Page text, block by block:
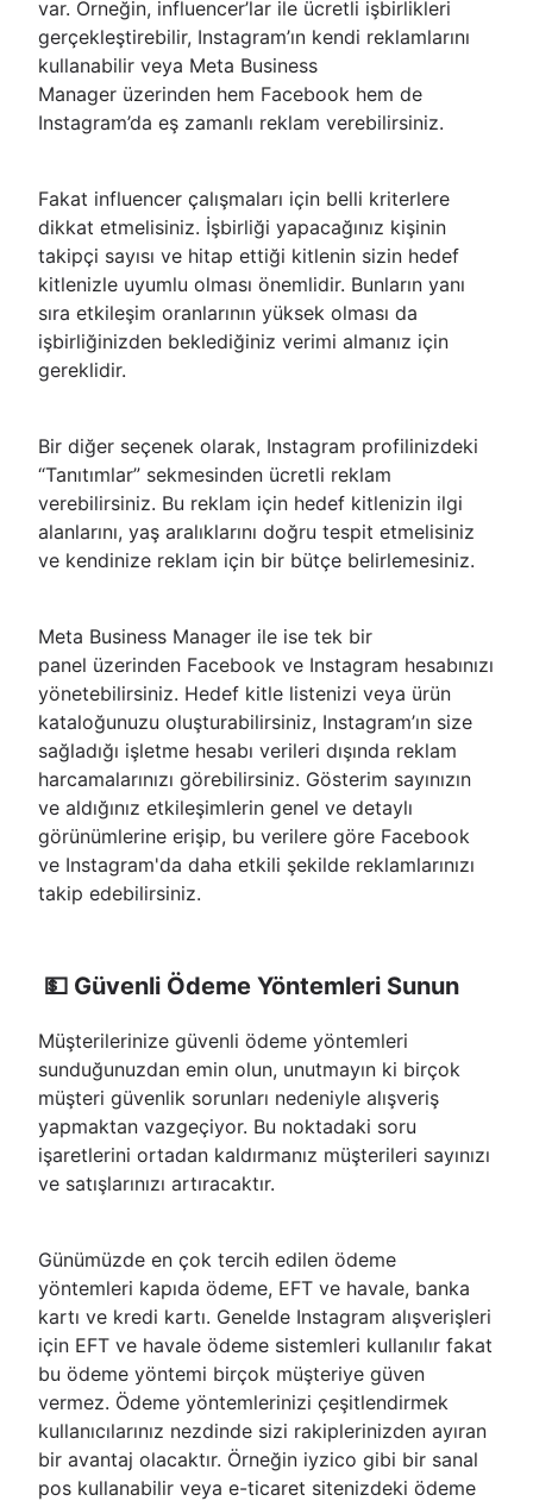
var. Örneğin, influencer’lar ile ücretli işbirlikleri
gerçekleştirebilir, Instagram’ın kendi reklamlarını
kullanabilir veya Meta Business
Manager üzerinden hem Facebook hem de
Instagram’da eş zamanlı reklam verebilirsiniz.
Fakat influencer çalışmaları için belli kriterlere
dikkat etmelisiniz. İşbirliği yapacağınız kişinin
takipçi sayısı ve hitap ettiği kitlenin sizin hedef
kitlenizle uyumlu olması önemlidir. Bunların yanı
sıra etkileşim oranlarının yüksek olması da
işbirliğinizden beklediğiniz verimi almanız için
gereklidir.
Bir diğer seçenek olarak, Instagram profilinizdeki
“Tanıtımlar” sekmesinden ücretli reklam
verebilirsiniz. Bu reklam için hedef kitlenizin ilgi
alanlarını, yaş aralıklarını doğru tespit etmelisiniz
ve kendinize reklam için bir bütçe belirlemesiniz.
Meta Business Manager ile ise tek bir
panel üzerinden Facebook ve Instagram hesabınızı
yönetebilirsiniz. Hedef kitle listenizi veya ürün
kataloğunuzu oluşturabilirsiniz, Instagram’ın size
sağladığı işletme hesabı verileri dışında reklam
harcamalarınızı görebilirsiniz. Gösterim sayınızın
ve aldığınız etkileşimlerin genel ve detaylı
görünümlerine erişip, bu verilere göre Facebook
ve Instagram'da daha etkili şekilde reklamlarınızı
takip edebilirsiniz.
💵 Güvenli Ödeme Yöntemleri Sunun
Müşterilerinize güvenli ödeme yöntemleri
sunduğunuzdan emin olun, unutmayın ki birçok
müşteri güvenlik sorunları nedeniyle alışveriş
yapmaktan vazgeçiyor. Bu noktadaki soru
işaretlerini ortadan kaldırmanız müşterileri sayınızı
ve satışlarınızı artıracaktır.
Günümüzde en çok tercih edilen ödeme
yöntemleri kapıda ödeme, EFT ve havale, banka
kartı ve kredi kartı. Genelde Instagram alışverişleri
için EFT ve havale ödeme sistemleri kullanılır fakat
bu ödeme yöntemi birçok müşteriye güven
vermez. Ödeme yöntemlerinizi çeşitlendirmek
kullanıcılarınız nezdinde sizi rakiplerinizden ayıran
bir avantaj olacaktır. Örneğin iyzico gibi bir sanal
pos kullanabilir veya e-ticaret sitenizdeki ödeme